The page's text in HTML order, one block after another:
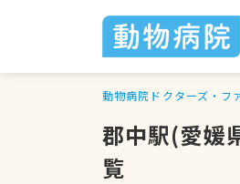
動物病院ドクターズ・フ
郡中駅(愛媛
覧